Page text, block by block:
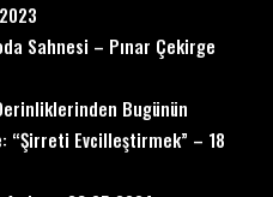
Sahnesi – Pınar Çekirge
Bugünün
“Şirreti Evcilleştirmek” – 18